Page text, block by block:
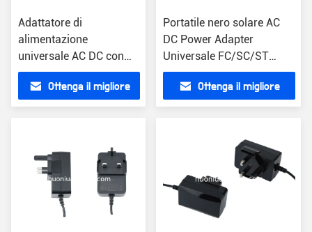
Adattatore di
alimentazione
universale AC DC con
spine UE/US/UK/AU
Cassa in plastica
leggera 0.2 libbre
Ottenga il migliore
Portatile nero solare AC
DC Power Adapter
Universale FC/SC/ST
connettore leggero 0.2
libbre
Ottenga il migliore